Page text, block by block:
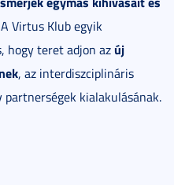
A Virtus Klub egyik
hogy teret adjon azúj
, az interdiszciplináris
partnerségek kialakulásának.